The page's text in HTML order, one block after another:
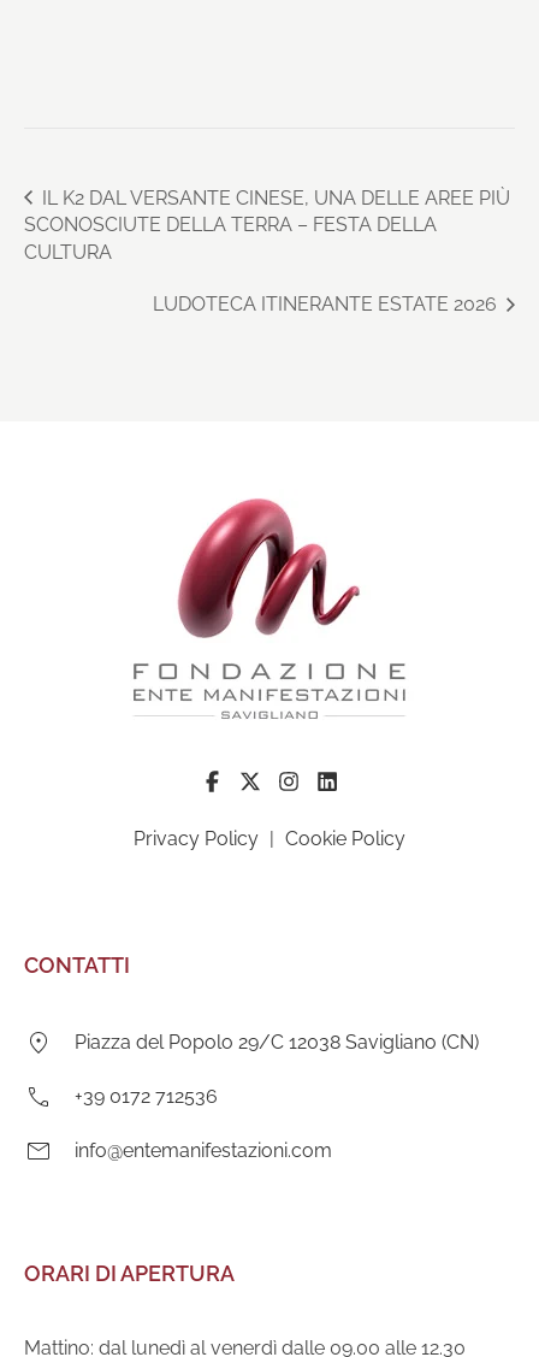
IL K2 DAL VERSANTE CINESE, UNA DELLE AREE PIÙ
SCONOSCIUTE DELLA TERRA – FESTA DELLA
CULTURA
LUDOTECA ITINERANTE ESTATE 2026
Privacy Policy | Cookie Policy
CONTATTI
Indirizzo:
Piazza del Popolo 29/C 12038 Savigliano (CN)
Telefono:
+39 0172 712536
E-
info@entemanifestazioni.com
ORARI DI APERTURA
Mattino: dal lunedì al venerdì dalle 09.00 alle 12.30